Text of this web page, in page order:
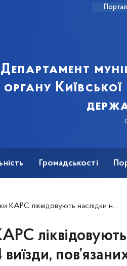
Департамент
органу Київської
Громадськості
наслідки негоди: відпрацювали 4 виїзди, пов’язаних із прибиранням повалених дерев